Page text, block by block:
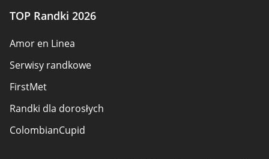
TOP Randki 2026
Amor en Linea
Serwisy randkowe
FirstMet
Randki dla dorosłych
ColombianCupid